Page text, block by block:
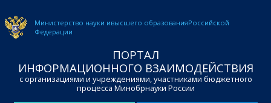
Министерство науки ивысшего образованияРоссийской
Федерации
ПОРТАЛ
ИНФОРМАЦИОННОГО ВЗАИМОДЕЙСТВИЯ
с организациями и учреждениями, участниками бюджетного
процесса Минобрнауки России